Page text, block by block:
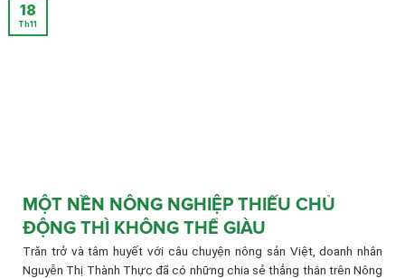
MỘT NỀN NÔNG NGHIỆP THIẾU CHỦ
ĐỘNG THÌ KHÔNG THỂ GIÀU
Trăn trở và tâm huyết với câu chuyện nông sản Việt, doanh nhân
Nguyễn Thị Thành Thực đã có những chia sẻ thẳng thắn trên Nông
18
Th11